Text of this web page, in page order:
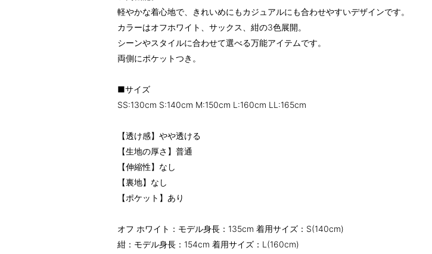
軽やかな着心地で、きれいめにもカジュアルにも合わせやすいデザインです。
カラーはオフホワイト、サックス、紺の3色展開。
シーンやスタイルに合わせて選べる万能アイテムです。
両側にポケットつき。
■サイズ
SS:130cm S:140cm M:150cm L:160cm LL:165cm
【透け感】やや透ける
【生地の厚さ】普通
【伸縮性】なし
【裏地】なし
【ポケット】あり
オフ ホワイト：モデル身長：135cm 着用サイズ：S(140cm)
紺：モデル身長：154cm 着用サイズ：L(160cm)